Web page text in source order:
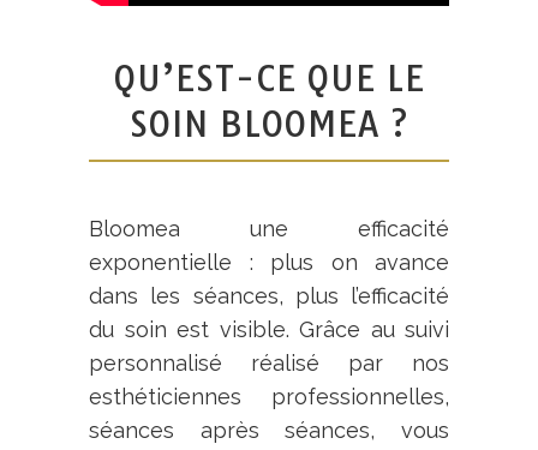
QU’EST-CE QUE LE
SOIN BLOOMEA ?
Bloomea une efficacité
exponentielle : plus on avance
dans les séances, plus l’efficacité
du soin est visible. Grâce au suivi
personnalisé réalisé par nos
esthéticiennes professionnelles,
séances après séances, vous